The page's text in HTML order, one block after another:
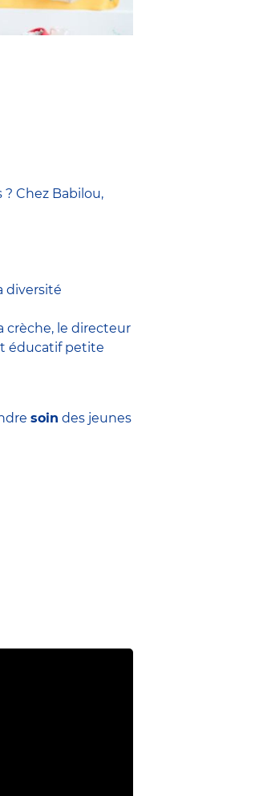
Chez Babilou,
diversité
crèche, le directeur
éducatif petite
soin des jeunes